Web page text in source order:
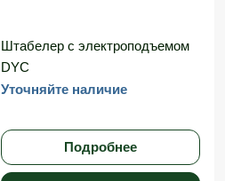
Штабелер с электроподъемом
DYC
Уточняйте наличие
Подробнее